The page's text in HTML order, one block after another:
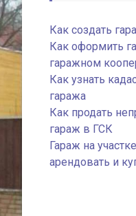
Как создать
Как оформить
гаражном
Как узнать
гаража
Как продать
гараж в ГСК
Гараж на
арендовать и